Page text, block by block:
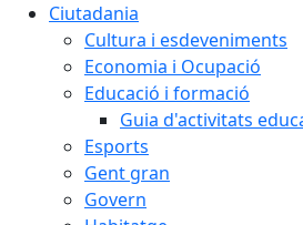
Ciutadania
Cultura i esdeveniments
Economia i Ocupació
Educació i formació
Guia d'activitats
Esports
Gent gran
Govern